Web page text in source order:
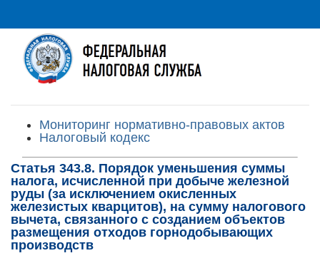
Мониторинг нормативно-правовых актов
Налоговый кодекс
Статья 343.8. Порядок уменьшения суммы
налога, исчисленной при добыче железной
руды (за исключением окисленных
железистых кварцитов), на сумму налогового
вычета, связанного с созданием объектов
размещения отходов горнодобывающих
производств